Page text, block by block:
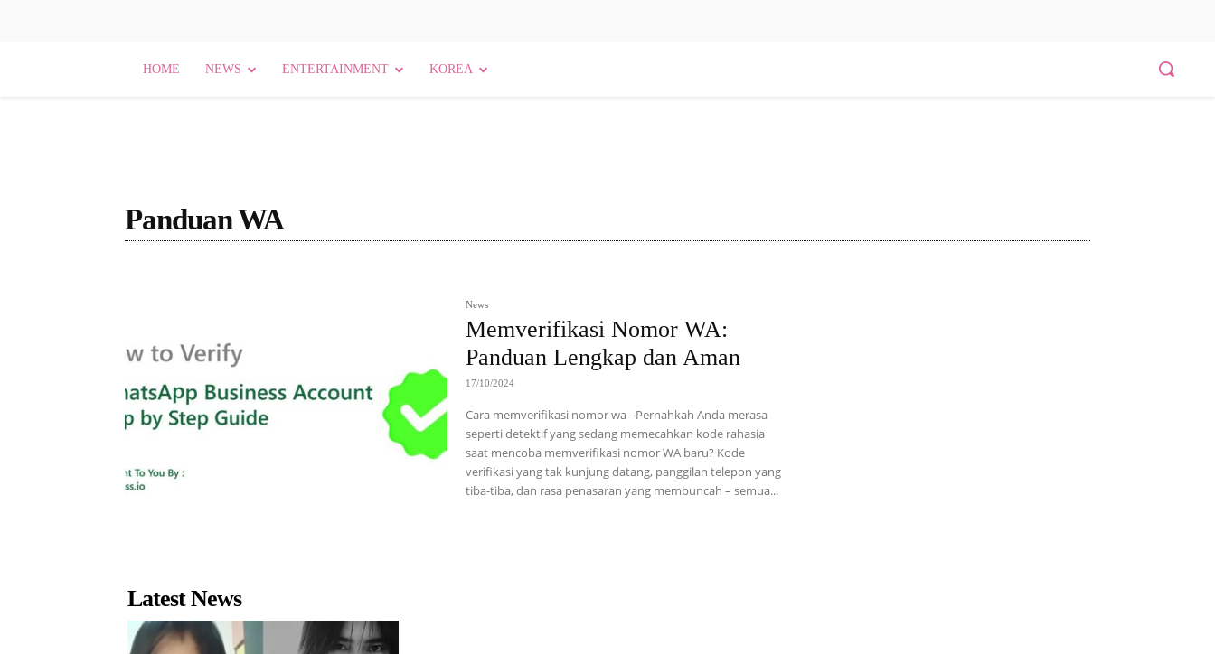
HOME NEWS ENTERTAINMENT KOREA
Panduan WA
News
Memverifikasi Nomor WA:
Panduan Lengkap dan Aman
17/10/2024
Cara memverifikasi nomor wa - Pernahkah Anda merasa
seperti detektif yang sedang memecahkan kode rahasia
saat mencoba memverifikasi nomor WA baru? Kode
verifikasi yang tak kunjung datang, panggilan telepon yang
tiba-tiba, dan rasa penasaran yang membuncah – semua...
Latest News